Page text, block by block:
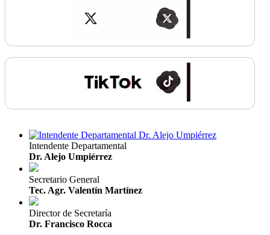
Intendente Departamental
Dr. Alejo Umpiérrez
Secretario General
Tec. Agr. Valentín Martínez
Director de Secretaría
Dr. Francisco Rocca